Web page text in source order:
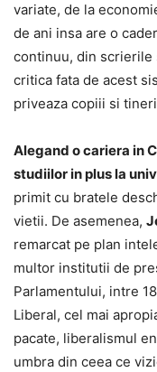
variate, de la
de ani insa are o
continuu, din scrierile
critica fata de acest
priveaza copiii si
Alegand o cariera in
studiilor in plus la
primit cu bratele
vietii. De asemenea,
remarcat pe plan
multor institutii de
Parlamentului, intre
Liberal, cel mai
pacate, liberalismul
umbra din ceea ce